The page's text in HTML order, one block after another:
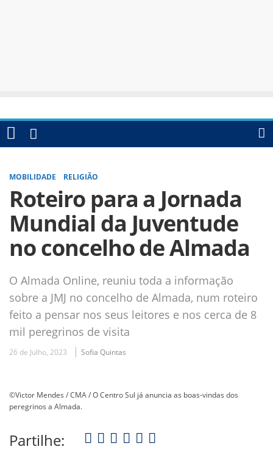
MOBILIDADE RELIGIÃO
Roteiro para a Jornada
Mundial da Juventude
no concelho de Almada
O Almada Online, reuniu toda a informação
sobre a JMJ no concelho de Almada, num roteiro
feito a pensar nos seus leitores e nos cerca de 8
mil peregrinos de visita
26 de Julho, 2023 Sofia Quintas
©Victor Mendes / CMA / O Centro Sul já anuncia as boas-vindas dos
peregrinos a Almada.
Partilhe: